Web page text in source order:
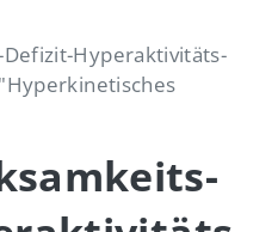
Hyperaktivitäts-